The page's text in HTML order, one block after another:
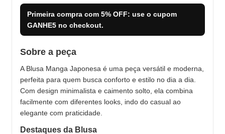
Primeira compra com 5% OFF: use o cupom
GANHE5 no checkout.
Sobre a peça
A Blusa Manga Japonesa é uma peça versátil e moderna,
perfeita para quem busca conforto e estilo no dia a dia.
Com design minimalista e caimento solto, ela combina
facilmente com diferentes looks, indo do casual ao
elegante com praticidade.
Destaques da Blusa